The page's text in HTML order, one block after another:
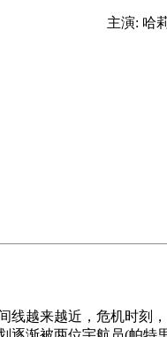
主演: 哈
线越来越近，危机时刻